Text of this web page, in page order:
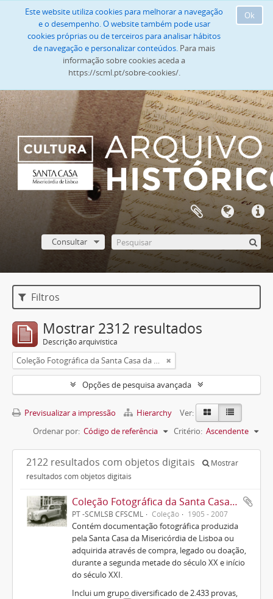
Ok
Este website utiliza cookies para melhorar a navegação
e o desempenho. O website também pode usar
cookies próprias ou de terceiros para analisar hábitos
de navegação e personalizar conteúdos. Para mais
informação sobre cookies aceda a
https://scml.pt/sobre-cookies/.
Consultar
Filtros
Mostrar 2312 resultados
Descrição arquivística
Coleção Fotográfica da Santa Casa da Misericórdia de Lisboa
Opções de pesquisa avançada
Previsualizar a impressão Hierarchy
Ver:
Ordenar por: Código de referência Critério: Ascendente
2122 resultados com objetos digitais
Mostrar
resultados com objetos digitais
Coleção Fotográfica da Santa Casa da Misericórdia de Lisboa
PT -SCMLSB CFSCML Coleção 1905 - 2007
Contém documentação fotográfica produzida
pela Santa Casa da Misericórdia de Lisboa ou
adquirida através de compra, legado ou doação,
durante a segunda metade do século XX e início
do século XXI.
Inclui um grupo diversificado de 2.433 provas,